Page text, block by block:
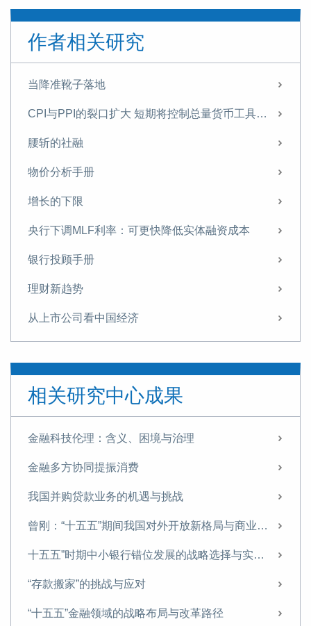
作者相关研究
当降准靴子落地
CPI与PPI的裂口扩大 短期将控制总量货币工具的使用
腰斩的社融
物价分析手册
增长的下限
央行下调MLF利率：可更快降低实体融资成本
银行投顾手册
理财新趋势
从上市公司看中国经济
如何理解美联储降息
政策转向的开始
不一样的地产周期
如何看二季度经济数据
2万亿社融的结构性难题
再造金融3.0
“沪伦通”的新意
当全球新一轮宽松周期来临
疯狂的石头
相关研究中心成果
金融科技伦理：含义、困境与治理
金融多方协同提振消费
我国并购贷款业务的机遇与挑战
曾刚：“十五五”期间我国对外开放新格局与商业银行经营策略
十五五”时期中小银行错位发展的战略选择与实施路径
“存款搬家”的挑战与应对
“十五五”金融领域的战略布局与改革路径